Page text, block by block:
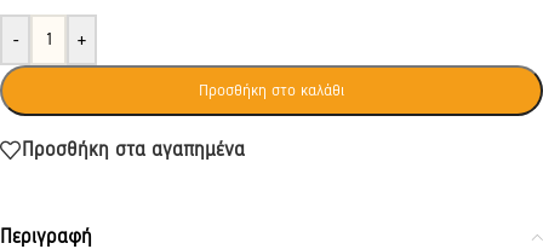
- +
Προσθήκη στο καλάθι
Προσθήκη στα αγαπημένα
Περιγραφή